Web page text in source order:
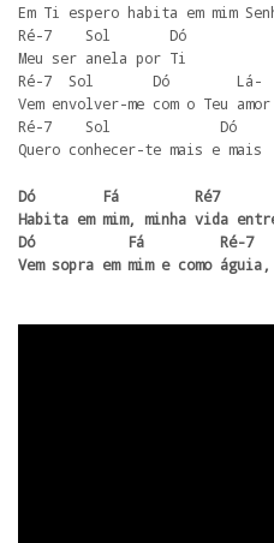
Em Ti espero habita em mim
Ré-7    Sol       Dó
Meu ser anela por Ti
Ré-7  Sol       Dó        Lá-
Vem envolver-me com o Teu amor
Ré-7    Sol             Dó
Quero conhecer-te mais e mais
Dó        Fá         Ré7
Habita em mim, minha vida
Dó           Fá         Ré-7
Vem sopra em mim e como